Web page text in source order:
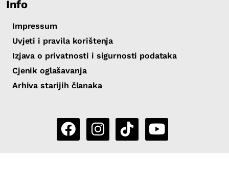
Info
Impressum
Uvjeti i pravila korištenja
Izjava o privatnosti i sigurnosti podataka
Cjenik oglašavanja
Arhiva starijih članaka